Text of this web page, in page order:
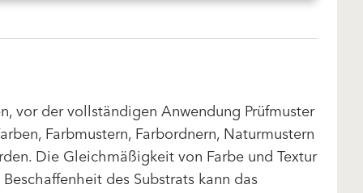
vor der vollständigen Anwendung Prüfmuster
Farbmustern, Farbordnern, Naturmustern
Die Gleichmäßigkeit von Farbe und Textur
des Substrats kann das